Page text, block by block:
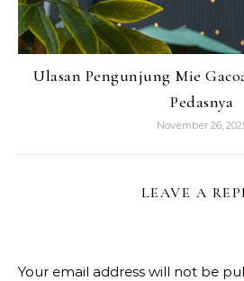
Ulasan Pengunjung Mie
Pedasnya
November 26,
LEAVE A
Your email address will not be